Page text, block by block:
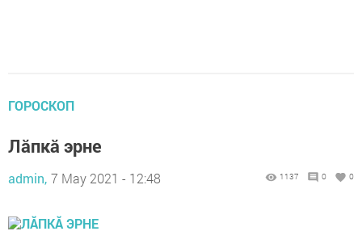
ГОРОСКОП
Лăпкă эрне
admin, 7 May 2021 - 12:48 1137 0 0